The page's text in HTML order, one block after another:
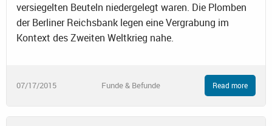
versiegelten Beuteln niedergelegt waren. Die Plomben
der Berliner Reichsbank legen eine Vergrabung im
Kontext des Zweiten Weltkrieg nahe.
07/17/2015 Funde & Befunde Read more